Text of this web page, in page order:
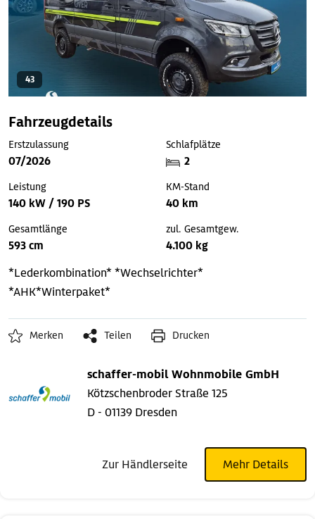
43
Fahrzeugdetails
Erstzulassung
07/2026
Schlafplätze
2
Leistung
140 kW / 190 PS
KM-Stand
40 km
Gesamtlänge
593 cm
zul. Gesamtgew.
4.100 kg
*Lederkombination**Wechselrichter*
*AHK*Winterpaket*
Merken Teilen Drucken
schaffer-mobil Wohnmobile GmbH
Kötzschenbroder Straße 125
D - 01139 Dresden
Zur Händlerseite Mehr Details